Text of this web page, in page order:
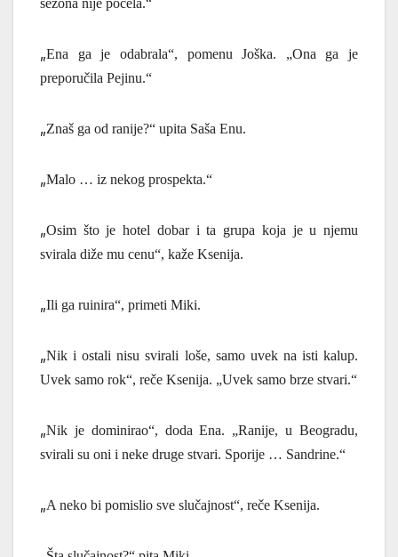
sezona nije počela.“
„Ena ga je odabrala“, pomenu Joška. „Ona ga je
preporučila Pejinu.“
„Znaš ga od ranije?“ upita Saša Enu.
„Malo … iz nekog prospekta.“
„Osim što je hotel dobar i ta grupa koja je u njemu
svirala diže mu cenu“, kaže Ksenija.
„Ili ga ruinira“, primeti Miki.
„Nik i ostali nisu svirali loše, samo uvek na isti kalup.
Uvek samo rok“, reče Ksenija. „Uvek samo brze stvari.“
„Nik je dominirao“, doda Ena. „Ranije, u Beogradu,
svirali su oni i neke druge stvari. Sporije … Sandrine.“
„A neko bi pomislio sve slučajnost“, reče Ksenija.